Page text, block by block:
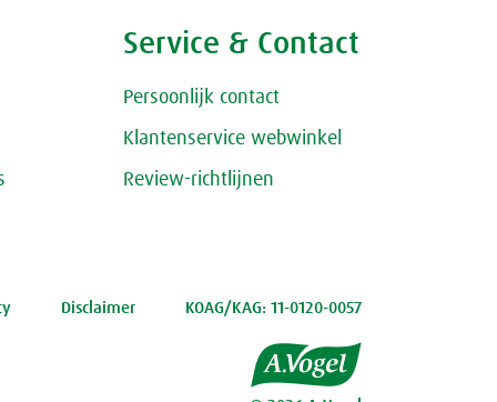
Service & Contact
Persoonlijk contact
Klantenservice webwinkel
Review-richtlijnen
Disclaimer KOAG/KAG: 11-0120-0057
